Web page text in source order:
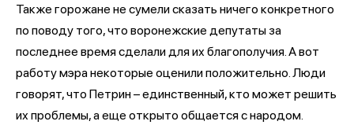
Также горожане не сумели сказать ничего конкретного
по поводу того, что воронежские депутаты за
последнее время сделали для их благополучия. А вот
работу мэра некоторые оценили положительно. Люди
говорят, что Петрин – единственный, кто может решить
их проблемы, а еще открыто общается с народом.